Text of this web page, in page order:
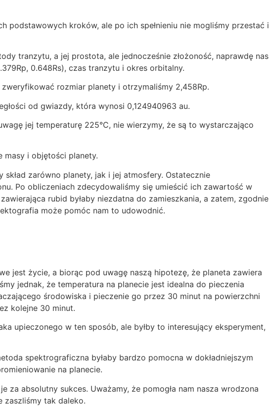
podstawowych kroków, ale po ich spełnieniu nie mogliśmy przestać i
tranzytu, a jej prostota, ale jednocześnie złożoność, naprawdę nas
0.648Rs), czas tranzytu i okres orbitalny.
rozmiar planety i otrzymaliśmy 2,458Rp.
od gwiazdy, która wynosi 0,124940963 au.
jej temperaturę 225°C, nie wierzymy, że są to wystarczająco
masy i objętości planety.
zarówno planety, jak i jej atmosfery. Ostatecznie
Po obliczeniach zdecydowaliśmy się umieścić ich zawartość w
rubid byłaby niezdatna do zamieszkania, a zatem, zgodnie
może pomóc nam to udowodnić.
jest życie, a biorąc pod uwagę naszą hipotezę, że planeta zawiera
jednak, że temperatura na planecie jest idealna do pieczenia
środowiska i pieczenie go przez 30 minut na powierzchni
kolejne 30 minut.
upieczonego w ten sposób, ale byłby to interesujący eksperyment,
spektrograficzna byłaby bardzo pomocna w dokładniejszym
na planecie.
absolutny sukces. Uważamy, że pomogła nam nasza wrodzona
zaszliśmy tak daleko.